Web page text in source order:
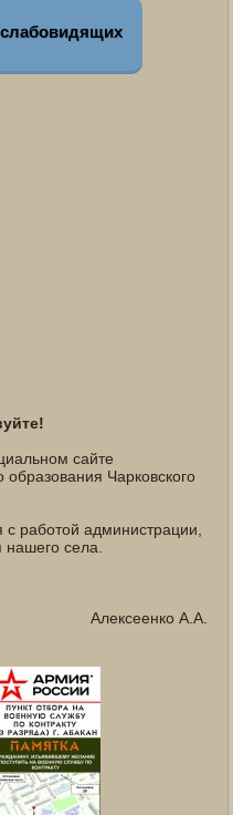
сайте
Чарковского
работой администрации,
нашего села.
Алексеенко А.А.